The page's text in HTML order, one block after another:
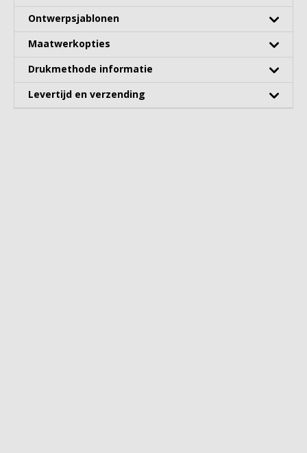
Ontwerpsjablonen
Maatwerkopties
Drukmethode informatie
Levertijd en verzending